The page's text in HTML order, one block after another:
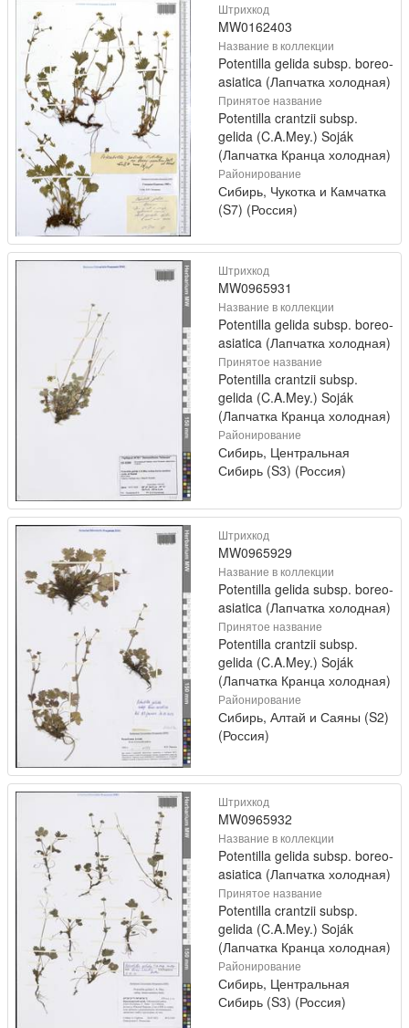
Штрихкод
MW0162403
Название в коллекции
Potentilla gelida subsp. boreo-
asiatica (Лапчатка холодная)
Принятое название
Potentilla crantzii subsp.
gelida (C.A.Mey.) Soják
(Лапчатка Кранца холодная)
Районирование
Сибирь, Чукотка и Камчатка
(S7) (Россия)
Штрихкод
MW0965931
Название в коллекции
Potentilla gelida subsp. boreo-
asiatica (Лапчатка холодная)
Принятое название
Potentilla crantzii subsp.
gelida (C.A.Mey.) Soják
(Лапчатка Кранца холодная)
Районирование
Сибирь, Центральная
Сибирь (S3) (Россия)
Штрихкод
MW0965929
Название в коллекции
Potentilla gelida subsp. boreo-
asiatica (Лапчатка холодная)
Принятое название
Potentilla crantzii subsp.
gelida (C.A.Mey.) Soják
(Лапчатка Кранца холодная)
Районирование
Сибирь, Алтай и Саяны (S2)
(Россия)
Штрихкод
MW0965932
Название в коллекции
Potentilla gelida subsp. boreo-
asiatica (Лапчатка холодная)
Принятое название
Potentilla crantzii subsp.
gelida (C.A.Mey.) Soják
(Лапчатка Кранца холодная)
Районирование
Сибирь, Центральная
Сибирь (S3) (Россия)